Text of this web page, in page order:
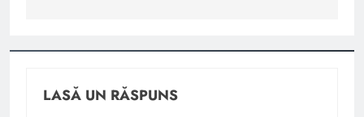
LASĂ UN RĂSPUNS